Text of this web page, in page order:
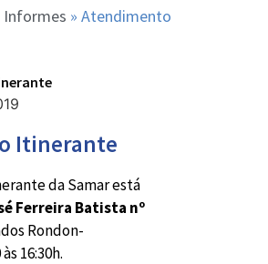
Informes » Atendimento
Itinerante
da Samar está
Ferreira Batista nº
Rondon-
16:30h.